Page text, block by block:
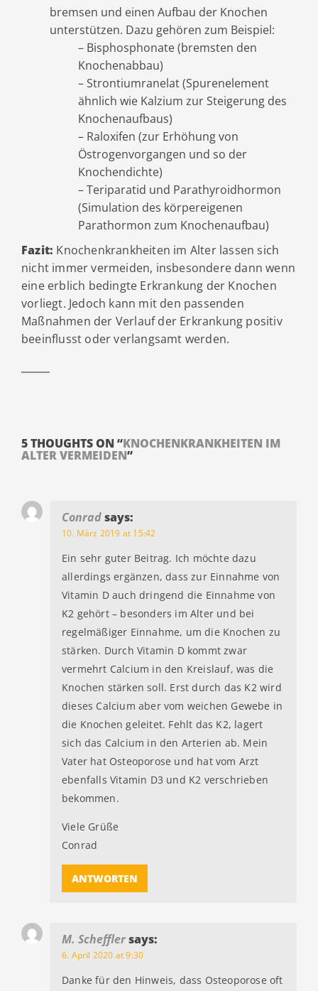
bremsen und einen Aufbau der Knochen
unterstützen. Dazu gehören zum Beispiel:
– Bisphosphonate (bremsten den
Knochenabbau)
– Strontiumranelat (Spurenelement
ähnlich wie Kalzium zur Steigerung des
Knochenaufbaus)
– Raloxifen (zur Erhöhung von
Östrogenvorgangen und so der
Knochendichte)
– Teriparatid und Parathyroidhormon
(Simulation des körpereigenen
Parathormon zum Knochenaufbau)
Fazit: Knochenkrankheiten im Alter lassen sich
nicht immer vermeiden, insbesondere dann wenn
eine erblich bedingte Erkrankung der Knochen
vorliegt. Jedoch kann mit den passenden
Maßnahmen der Verlauf der Erkrankung positiv
beeinflusst oder verlangsamt werden.
5 THOUGHTS ON “KNOCHENKRANKHEITEN IM
ALTER VERMEIDEN”
Conradsays:
10. März 2019 at 15:42
Ein sehr guter Beitrag. Ich möchte dazu
allerdings ergänzen, dass zur Einnahme von
Vitamin D auch dringend die Einnahme von
K2 gehört – besonders im Alter und bei
regelmäßiger Einnahme, um die Knochen zu
stärken. Durch Vitamin D kommt zwar
vermehrt Calcium in den Kreislauf, was die
Knochen stärken soll. Erst durch das K2 wird
dieses Calcium aber vom weichen Gewebe in
die Knochen geleitet. Fehlt das K2, lagert
sich das Calcium in den Arterien ab. Mein
Vater hat Osteoporose und hat vom Arzt
ebenfalls Vitamin D3 und K2 verschrieben
bekommen.
Viele Grüße
Conrad
ANTWORTEN
M. Schefflersays:
6. April 2020 at 9:30
Danke für den Hinweis, dass Osteoporose oft